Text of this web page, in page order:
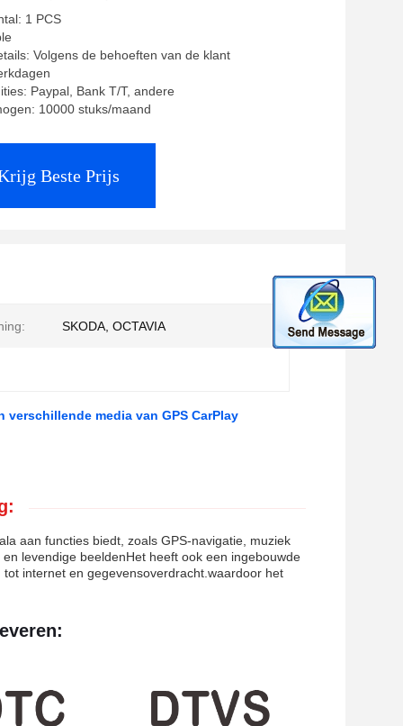
1 PCS
Volgens de behoeften van de klant
Paypal, Bank T/T, andere
10000 stuks/maand
Beste Prijs
SKODA, OCTAVIA
verschillende media van GPS CarPlay
aan functies biedt, zoals GPS-navigatie, muziek
levendige beeldenHet heeft ook een ingebouwde
internet en gegevensoverdracht.waardoor het